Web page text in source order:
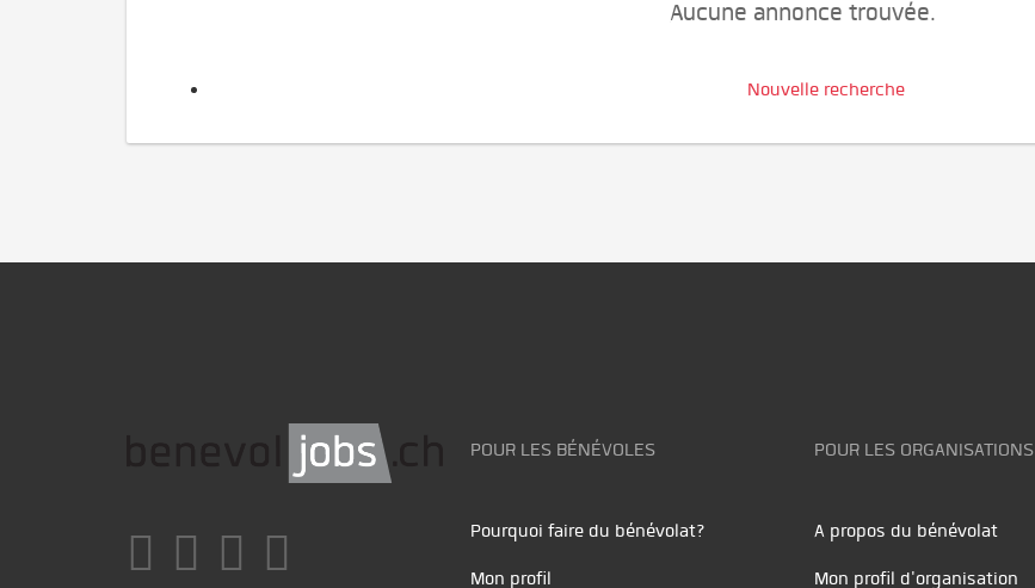
Aucune annonce trouvée.
Nouvelle recherche
POUR LES BÉNÉVOLES
Pourquoi faire du bénévolat?
Mon profil
POUR LES ORGANISATIONS
A propos du bénévolat
Mon profil d'organisation